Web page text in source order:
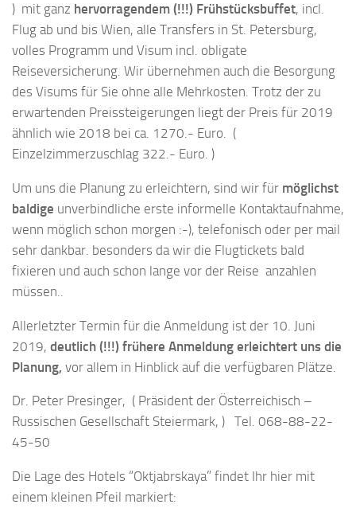
) mit ganz hervorragendem (!!!) Frühstücksbuffet, incl.
Flug ab und bis Wien, alle Transfers in St. Petersburg,
volles Programm und Visum incl. obligate
Reiseversicherung. Wir übernehmen auch die Besorgung
des Visums für Sie ohne alle Mehrkosten. Trotz der zu
erwartenden Preissteigerungen liegt der Preis für 2019
ähnlich wie 2018 bei ca. 1270.- Euro. (
Einzelzimmerzuschlag 322.- Euro. )
Um uns die Planung zu erleichtern, sind wir für möglichst
baldige unverbindliche erste informelle Kontaktaufnahme,
wenn möglich schon morgen :-), telefonisch oder per mail
sehr dankbar. besonders da wir die Flugtickets bald
fixieren und auch schon lange vor der Reise anzahlen
müssen..
Allerletzter Termin für die Anmeldung ist der 10. Juni
2019, deutlich (!!!) frühere Anmeldung erleichtert uns die
Planung, vor allem in Hinblick auf die verfügbaren Plätze.
Dr. Peter Presinger, ( Präsident der Österreichisch –
Russischen Gesellschaft Steiermark, ) Tel. 068-88-22-
45-50
Die Lage des Hotels “Oktjabrskaya” findet Ihr hier mit
einem kleinen Pfeil markiert: